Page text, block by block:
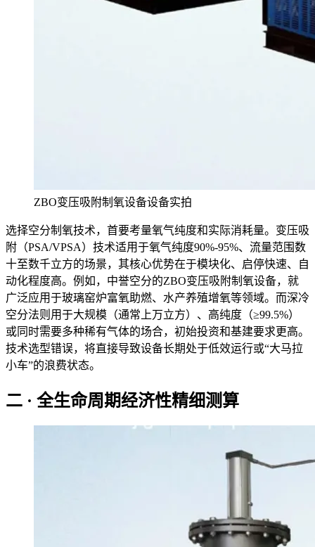
ZBO变压吸附制氧设备设备实拍
选择空分制氧技术，首要考量氧气纯度和实际消耗量。变压吸
附（PSA/VPSA）技术适用于氧气纯度90%-95%、流量范围数
十至数千立方的场景，其核心优势在于模块化、启停快速、自
动化程度高。例如，中誉空分的ZBO变压吸附制氧设备，就
广泛应用于玻璃窑炉富氧助燃、水产养殖增氧等领域。而深冷
空分法则用于大规模（通常上万立方）、高纯度（≥99.5%）
或同时需要多种稀有气体的场合，初始投资和基建要求更高。
技术选型错误，将直接导致设备长期处于低效运行或“大马拉
小车”的浪费状态。
二 · 全生命周期经济性精细测算